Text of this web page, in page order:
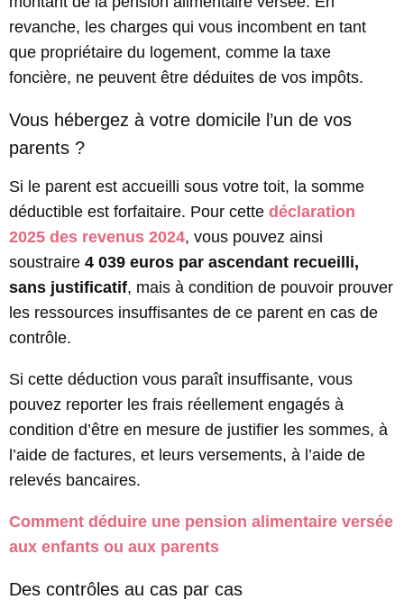
revanche, les charges qui vous incombent en tant
que propriétaire du logement, comme la taxe
foncière, ne peuvent être déduites de vos impôts.
Vous hébergez à votre domicile l’un de vos
parents ?
Si le parent est accueilli sous votre toit, la somme
déductible est forfaitaire. Pour cette déclaration
2025 des revenus 2024, vous pouvez ainsi
soustraire 4 039 euros par ascendant recueilli,
sans justificatif, mais à condition de pouvoir prouver
les ressources insuffisantes de ce parent en cas de
contrôle.
Si cette déduction vous paraît insuffisante, vous
pouvez reporter les frais réellement engagés à
condition d’être en mesure de justifier les sommes, à
l’aide de factures, et leurs versements, à l’aide de
relevés bancaires.
Comment déduire une pension alimentaire versée
aux enfants ou aux parents
Des contrôles au cas par cas